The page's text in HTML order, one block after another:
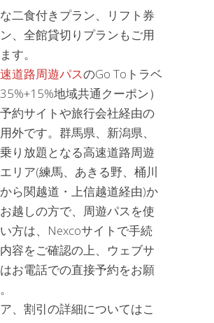
二食付きプラン、リフト券
、全館貸切りプランもご用
す。
道路周遊パスのGo Toトラベ
地域共通クーポン）
約サイトや旅行会社経由の
外です。群馬県、新潟県、
り放題となる高速道路周遊
リア(練馬、あきる野、桶川
ら関越道・上信越道経由)か
越しの方で、周遊パスを使
方は、Nexcoサイトで手続
容をご確認の上、ウェブサ
お電話での直接予約をお願
。
、割引の詳細についてはこ